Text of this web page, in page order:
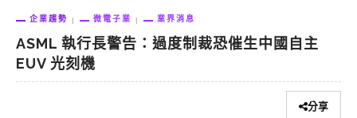
企業趨勢 微電子業 業界消息
ASML 執行長警告：過度制裁恐催生中國自主
EUV 光刻機
分享